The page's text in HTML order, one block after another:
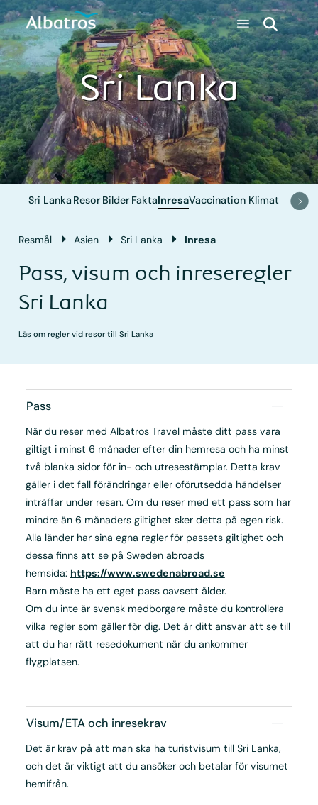
Sri Lanka
Sri Lanka Resor Bilder FaktaInresaVaccination Klimat
Resmål Asien Sri Lanka Inresa
Pass, visum och inreseregler
Sri Lanka
Läs om regler vid resor till Sri Lanka
Pass
När du reser med Albatros Travel måste ditt pass vara
giltigt i minst 6 månader efter din hemresa och ha minst
två blanka sidor för in- och utresestämplar. Detta krav
gäller i det fall förändringar eller oförutsedda händelser
inträffar under resan. Om du reser med ett pass som har
mindre än 6 månaders giltighet sker detta på egen risk.
Alla länder har sina egna regler för passets giltighet och
dessa finns att se på Sweden abroads
hemsida: https://www.swedenabroad.se
Barn måste ha ett eget pass oavsett ålder.
Om du inte är svensk medborgare måste du kontrollera
vilka regler som gäller för dig. Det är ditt ansvar att se till
att du har rätt resedokument när du ankommer
flygplatsen.
Visum/ETA och inresekrav
Det är krav på att man ska ha turistvisum till Sri Lanka,
och det är viktigt att du ansöker och betalar för visumet
hemifrån.